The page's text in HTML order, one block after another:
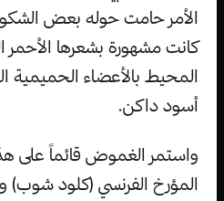
الأمر حامت حوله بعض
كانت مشهورة بشعرها الأحمر
المحيط بالأعضاء الحميمية
أسود داكن.
واستمر الغموض قائماً على
المؤرخ الفرنسي (كلود